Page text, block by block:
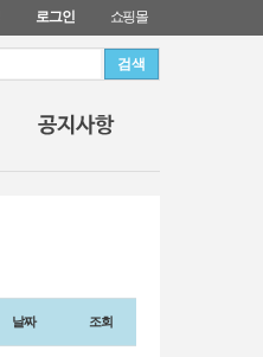
로그인 쇼핑몰
날짜 조회